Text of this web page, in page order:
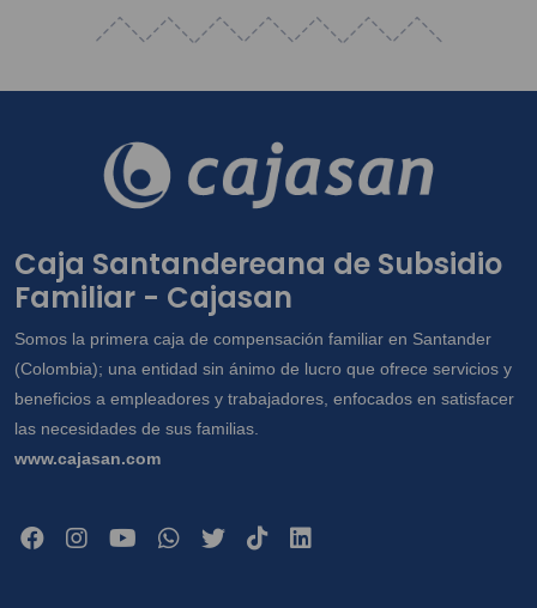
Caja Santandereana de Subsidio
Familiar - Cajasan
Somos la primera caja de compensación familiar en Santander
(Colombia); una entidad sin ánimo de lucro que ofrece servicios y
beneficios a empleadores y trabajadores, enfocados en satisfacer
las necesidades de sus familias.
www.cajasan.com